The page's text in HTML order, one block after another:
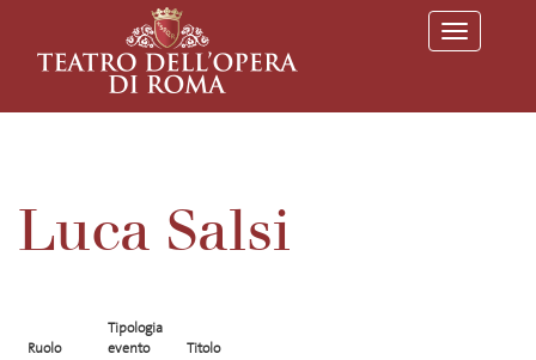
T
o
l
Luca Salsi
Ruolo
Tipologia
evento
Titolo